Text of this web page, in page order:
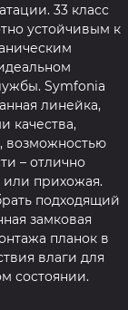
33 класс
устойчивым к
Symfonia
линейка,
качества,
возможностью
– отлично
или прихожая.
подходящий
замковая
планок в
влаги для
состоянии.